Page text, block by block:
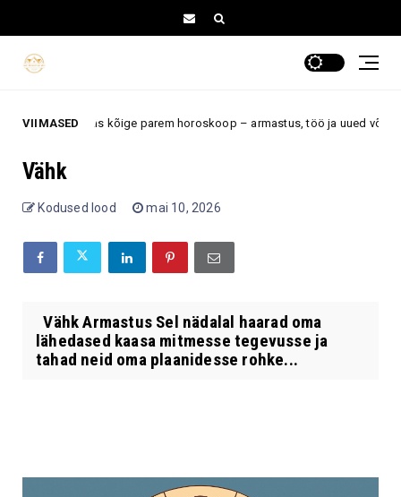
VIIMASED
on augustis kõige parem horoskoop – armastus, töö ja uued võimalused
Vähk
Kodused lood mai 10, 2026
Vähk Armastus Sel nädalal haarad oma
lähedased kaasa mitmesse tegevusse ja
tahad neid oma plaanidesse rohke...